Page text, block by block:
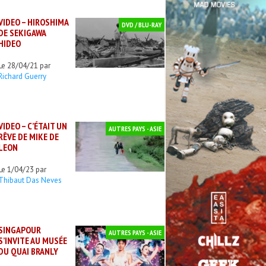
– HIROSHIMA
SEKIGAWA
28/04/21 par
Guerry
DVD / BLU-RAY
– C’ÉTAIT UN
DE MIKE DE
1/04/23 par
Das Neves
AUTRES PAYS - ASIE
AU MUSÉE
QUAI BRANLY
AUTRES PAYS - ASIE